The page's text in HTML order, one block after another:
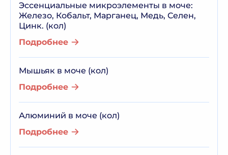
Эссенциальные микроэлементы в моче:
Железо, Кобальт, Марганец, Медь, Селен,
Цинк. (кол)
Подробнее
Мышьяк в моче (кол)
Подробнее
Алюминий в моче (кол)
Подробнее